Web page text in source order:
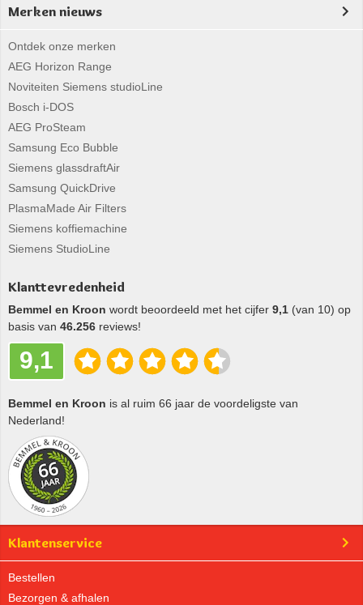
Merken nieuws
Ontdek onze merken
AEG Horizon Range
Noviteiten Siemens studioLine
Bosch i-DOS
AEG ProSteam
Samsung Eco Bubble
Siemens glassdraftAir
Samsung QuickDrive
PlasmaMade Air Filters
Siemens koffiemachine
Siemens StudioLine
Klanttevredenheid
Bemmel en Kroon wordt beoordeeld met het cijfer 9,1 (van 10) op
basis van 46.256 reviews!
9,1
Bemmel en Kroon is al ruim 66 jaar de voordeligste van
Nederland!
Klantenservice
Bestellen
Bezorgen & afhalen